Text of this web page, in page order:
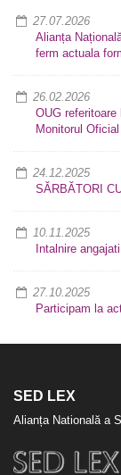
27.07.2026
Alianța
ferm actuala
26.02.2026
OUG
Monitorul Oficial
24.12.2025
SĂRBĂTORI
10.11.2025
Intalnire
27.10.2025
Participam la
SED LEX
Alianța Natională a